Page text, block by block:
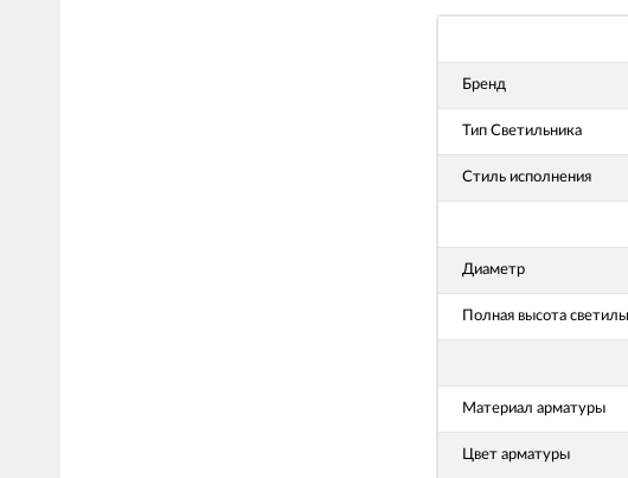
Бренд
Тип Светильника
Стиль исполнения
Диаметр
Полная высота
Материал арматуры
Цвет арматуры